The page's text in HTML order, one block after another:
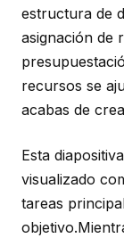
estructura de
asignación de
recursos se
acabas de
Esta
visualizado
tareas